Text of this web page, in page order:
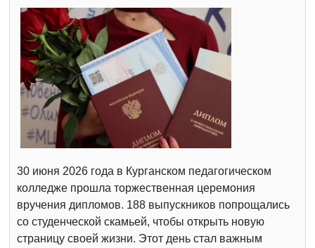
30 июня 2026 года в Курганском педагогическом
колледже прошла торжественная церемония
вручения дипломов. 188 выпускников попрощались
со студенческой скамьей, чтобы открыть новую
страницу своей жизни. Этот день стал важным